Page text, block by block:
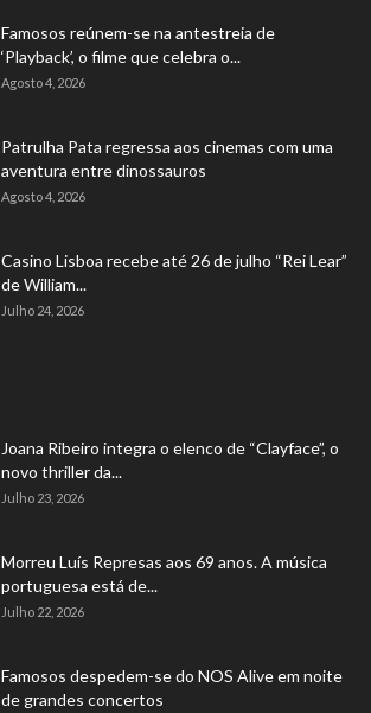
Famosos reúnem-se na antestreia de
‘Playback’, o filme que celebra o...
Agosto 4, 2026
Patrulha Pata regressa aos cinemas com uma
aventura entre dinossauros
Agosto 4, 2026
Casino Lisboa recebe até 26 de julho “Rei Lear”
de William...
Julho 24, 2026
Joana Ribeiro integra o elenco de “Clayface”, o
novo thriller da...
Julho 23, 2026
Morreu Luís Represas aos 69 anos. A música
portuguesa está de...
Julho 22, 2026
Famosos despedem-se do NOS Alive em noite
de grandes concertos